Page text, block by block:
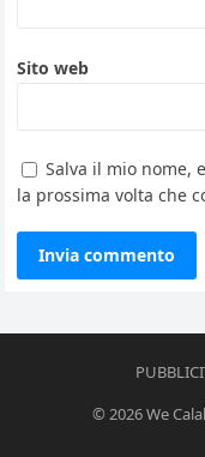
Sito web
Salva il mio nome,
la prossima volta che
© 2026We